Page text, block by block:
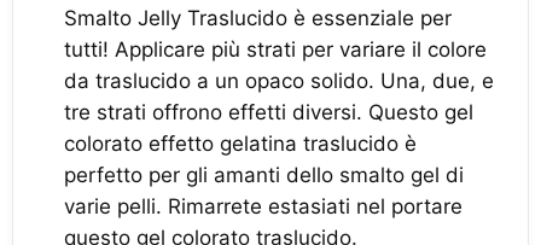
Smalto Jelly Traslucido è essenziale per
tutti! Applicare più strati per variare il colore
da traslucido a un opaco solido. Una, due, e
tre strati offrono effetti diversi. Questo gel
colorato effetto gelatina traslucido è
perfetto per gli amanti dello smalto gel di
varie pelli. Rimarrete estasiati nel portare
questo gel colorato traslucido.